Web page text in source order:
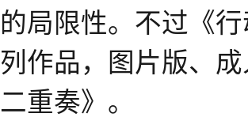
的局限性。不过《
列作品，图片版、
二重奏》。